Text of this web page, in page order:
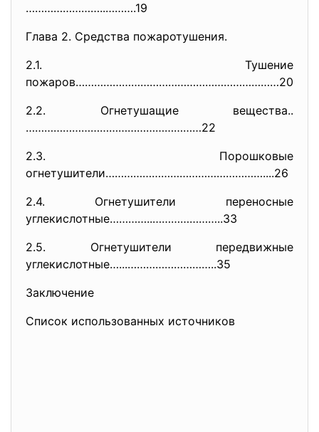
……………………..……….19
Глава 2. Средства пожаротушения.
2.1. Тушение
пожаров…………………………………………………………20
2.2. Огнетушащие вещества..
…………………………………………………22
2.3. Порошковые
огнетушители……………………………………………....26
2.4. Огнетушители переносные
углекислотные…………..…………………..33
2.5. Огнетушители передвижные
углекислотные…...………………………..35
Заключение
Список использованных источников